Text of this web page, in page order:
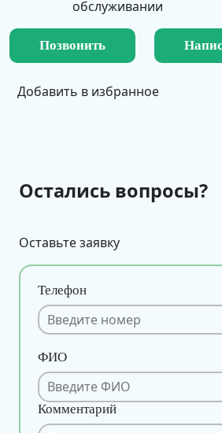
обслуживании
Позвонить
Добавить в избранное
Остались вопросы?
Оставьте заявку
Телефон
ФИО
Комментарий